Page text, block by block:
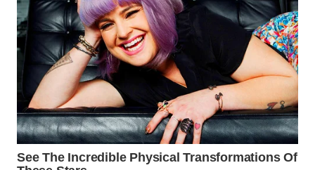
WAHANA
TANI
WAHANA
ADVOKAT
WAHANA
INFRASTRUKTUR
WAHANA